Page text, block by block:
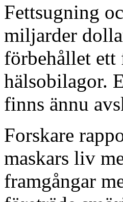
Fettsugning
miljarder
förbehållet ett
hälsobilagor.
finns ännu
Forskare
maskars liv
framgångar